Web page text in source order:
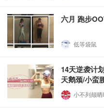
六月 跑步
低等袋鼠
14天逆袭计
天鹅颈/小蛮
小不列颠晒